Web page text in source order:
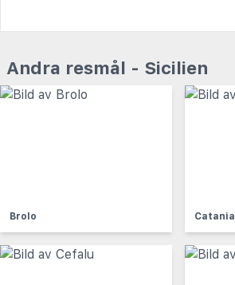
Andra resmål - Sicilien
Brolo Catania